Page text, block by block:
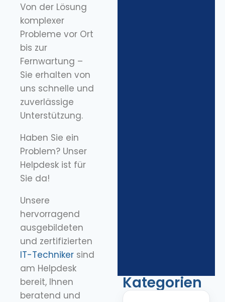
Von der Lösung
komplexer
Probleme vor Ort
bis zur
Fernwartung –
Sie erhalten von
uns schnelle und
zuverlässige
Unterstützung.
Haben Sie ein
Problem? Unser
Helpdesk ist für
Sie da!
Unsere
hervorragend
ausgebildeten
und zertifizierten
IT-Techniker sind
am Helpdesk
bereit, Ihnen
beratend und
Kategorien